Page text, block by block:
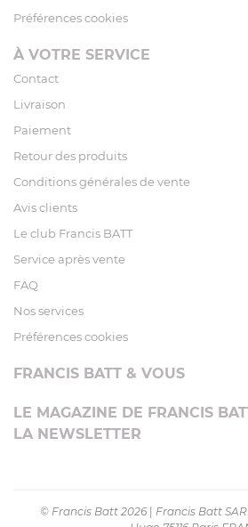
Préférences cookies
À VOTRE SERVICE
Contact
Livraison
Paiement
Retour des produits
Conditions générales de vente
Avis clients
Le club Francis BATT
Service après vente
FAQ
Nos services
Préférences cookies
FRANCIS BATT & VOUS
LE MAGAZINE DE FRANCIS
LA NEWSLETTER
© Francis Batt 2026 Francis Batt